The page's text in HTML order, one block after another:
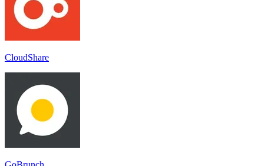
CloudShare